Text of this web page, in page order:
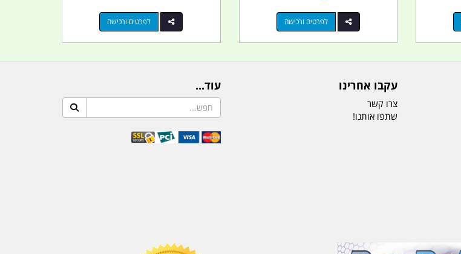
לפרטים ורכישה לפרטים ורכישה
עקבו אחרינו
צרו קשר
שתפו אותנו!
עוד...